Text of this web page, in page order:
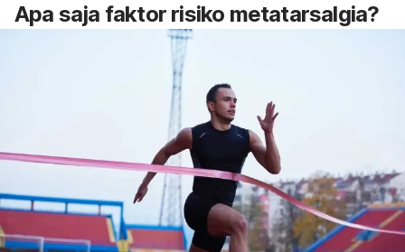
Apa saja faktor risiko metatarsalgia?